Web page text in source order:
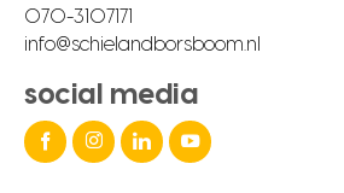
070-3107171
info@schielandborsboom.nl
social media